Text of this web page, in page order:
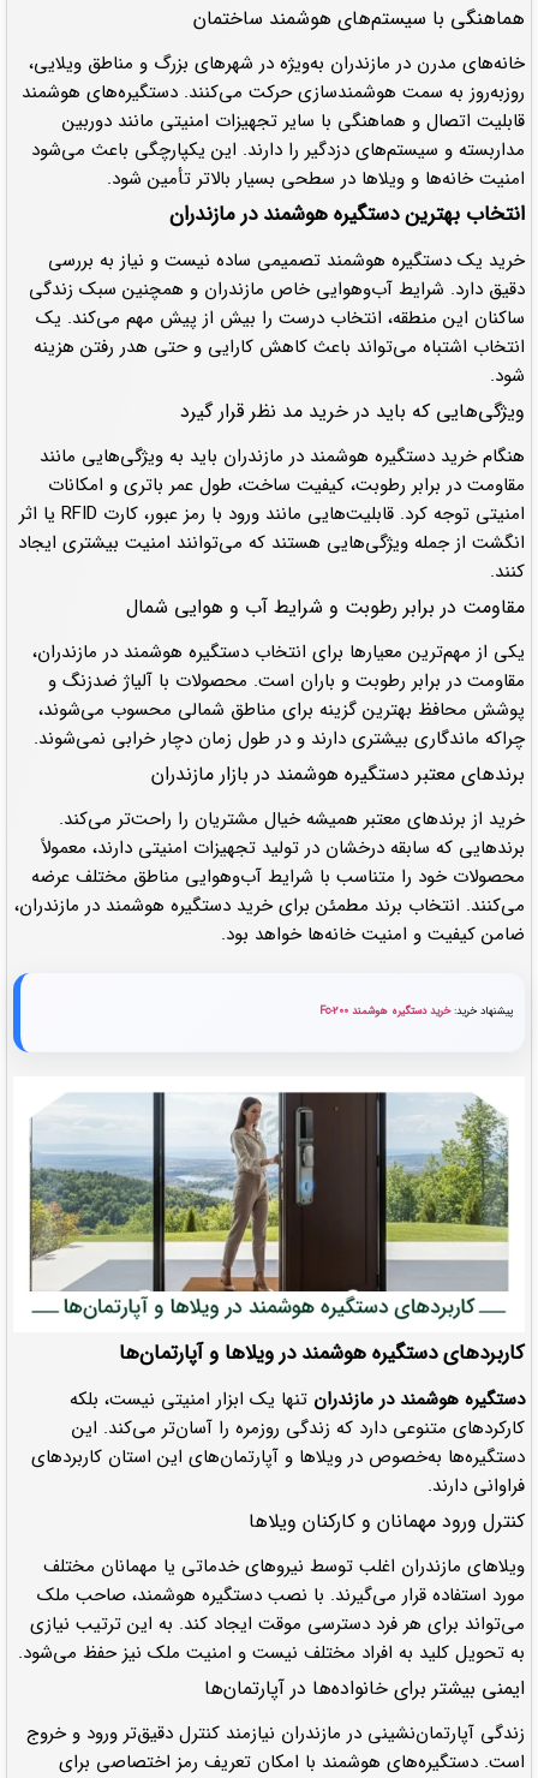
هماهنگی با سیستم‌های هوشمند ساختمان
خانه‌های مدرن در مازندران به‌ویژه در شهرهای بزرگ و مناطق ویلایی،
روزبه‌روز به سمت هوشمندسازی حرکت می‌کنند. دستگیره‌های هوشمند
قابلیت اتصال و هماهنگی با سایر تجهیزات امنیتی مانند دوربین
مداربسته و سیستم‌های دزدگیر را دارند. این یکپارچگی باعث می‌شود
امنیت خانه‌ها و ویلاها در سطحی بسیار بالاتر تأمین شود.
انتخاب بهترین دستگیره هوشمند در مازندران
خرید یک دستگیره هوشمند تصمیمی ساده نیست و نیاز به بررسی
دقیق دارد. شرایط آب‌وهوایی خاص مازندران و همچنین سبک زندگی
ساکنان این منطقه، انتخاب درست را بیش از پیش مهم می‌کند. یک
انتخاب اشتباه می‌تواند باعث کاهش کارایی و حتی هدر رفتن هزینه
شود.
ویژگی‌هایی که باید در خرید مد نظر قرار گیرد
هنگام خرید دستگیره هوشمند در مازندران باید به ویژگی‌هایی مانند
مقاومت در برابر رطوبت، کیفیت ساخت، طول عمر باتری و امکانات
امنیتی توجه کرد. قابلیت‌هایی مانند ورود با رمز عبور، کارت RFID یا اثر
انگشت از جمله ویژگی‌هایی هستند که می‌توانند امنیت بیشتری ایجاد
کنند.
مقاومت در برابر رطوبت و شرایط آب و هوایی شمال
یکی از مهم‌ترین معیارها برای انتخاب دستگیره هوشمند در مازندران،
مقاومت در برابر رطوبت و باران است. محصولات با آلیاژ ضدزنگ و
پوشش محافظ بهترین گزینه برای مناطق شمالی محسوب می‌شوند،
چراکه ماندگاری بیشتری دارند و در طول زمان دچار خرابی نمی‌شوند.
برندهای معتبر دستگیره هوشمند در بازار مازندران
خرید از برندهای معتبر همیشه خیال مشتریان را راحت‌تر می‌کند.
برندهایی که سابقه درخشان در تولید تجهیزات امنیتی دارند، معمولاً
محصولات خود را متناسب با شرایط آب‌وهوایی مناطق مختلف عرضه
می‌کنند. انتخاب برند مطمئن برای خرید دستگیره هوشمند در مازندران،
ضامن کیفیت و امنیت خانه‌ها خواهد بود.
پیشنهاد خرید:خرید دستگیره هوشمند Fc-200
کاربردهای دستگیره هوشمند در ویلاها و آپارتمان‌ها
دستگیره هوشمند در مازندران تنها یک ابزار امنیتی نیست، بلکه
کارکردهای متنوعی دارد که زندگی روزمره را آسان‌تر می‌کند. این
دستگیره‌ها به‌خصوص در ویلاها و آپارتمان‌های این استان کاربردهای
فراوانی دارند.
کنترل ورود مهمانان و کارکنان ویلاها
ویلاهای مازندران اغلب توسط نیروهای خدماتی یا مهمانان مختلف
مورد استفاده قرار می‌گیرند. با نصب دستگیره هوشمند، صاحب ملک
می‌تواند برای هر فرد دسترسی موقت ایجاد کند. به این ترتیب نیازی
به تحویل کلید به افراد مختلف نیست و امنیت ملک نیز حفظ می‌شود.
ایمنی بیشتر برای خانواده‌ها در آپارتمان‌ها
زندگی آپارتمان‌نشینی در مازندران نیازمند کنترل دقیق‌تر ورود و خروج
است. دستگیره‌های هوشمند با امکان تعریف رمز اختصاصی برای